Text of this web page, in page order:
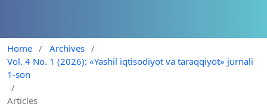
Home / Archives /
Vol. 4 No. 1 (2026): «Yashil iqtisodiyot va taraqqiyot» jurnali
1-son
/
Articles